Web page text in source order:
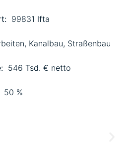
99831 Ifta
, Kanalbau, Straßenbau
546 Tsd. € netto
50 %